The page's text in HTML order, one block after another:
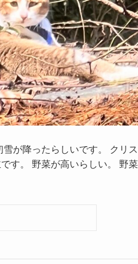
が降ったらしいです。 クリス
す。 野菜が高いらしい。 野菜